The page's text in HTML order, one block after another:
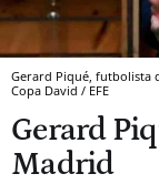
Gerard Piqué, futbolista
Copa David / EFE
Gerard
Madrid